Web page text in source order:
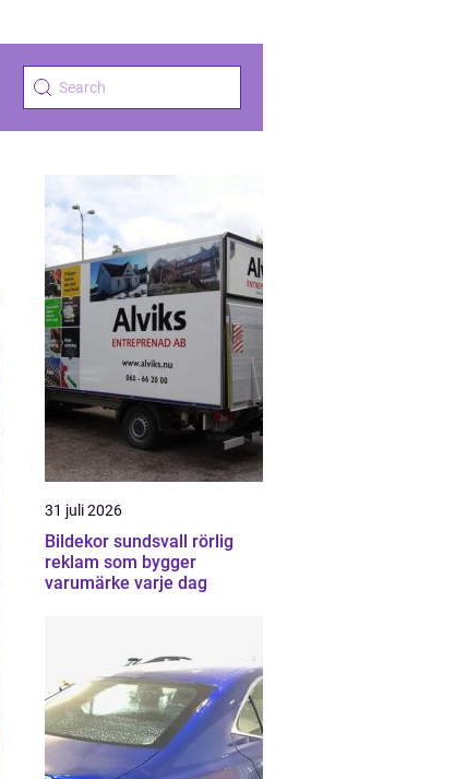
31 juli 2026
Bildekor sundsvall rörlig
reklam som bygger
varumärke varje dag